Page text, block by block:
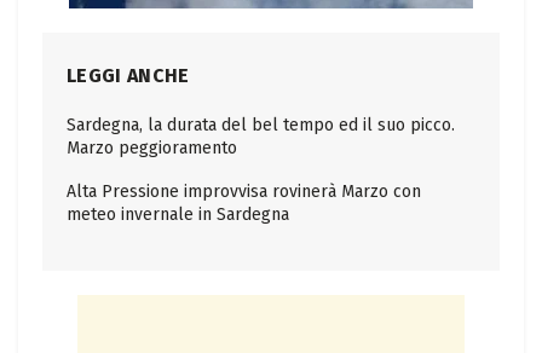
LEGGI ANCHE
Sardegna, la durata del bel tempo ed il suo picco.
Marzo peggioramento
Alta Pressione improvvisa rovinerà Marzo con
meteo invernale in Sardegna